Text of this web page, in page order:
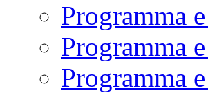
Programma
Programma
Programma